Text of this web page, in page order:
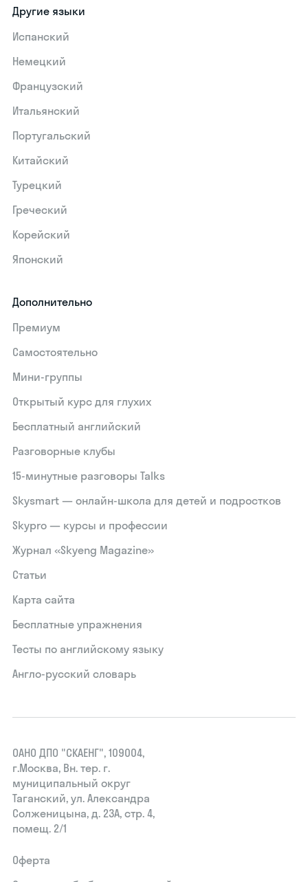
Другие языки
Испанский
Немецкий
Французский
Итальянский
Португальский
Китайский
Турецкий
Греческий
Корейский
Японский
Дополнительно
Премиум
Самостоятельно
Мини-группы
Открытый курс для глухих
Бесплатный английский
Разговорные клубы
15‑минутные разговоры Talks
Skysmart — онлайн-школа для детей и подростков
Skypro — курсы и профессии
Журнал «Skyeng Magazine»
Статьи
Карта сайта
Бесплатные упражнения
Тесты по английскому языку
Англо-русский словарь
ОАНО ДПО "СКАЕНГ", 109004,
г.Москва, Вн. тер. г.
муниципальный округ
Таганский, ул. Александра
Солженицына, д. 23А, стр. 4,
помещ. 2/1
Оферта